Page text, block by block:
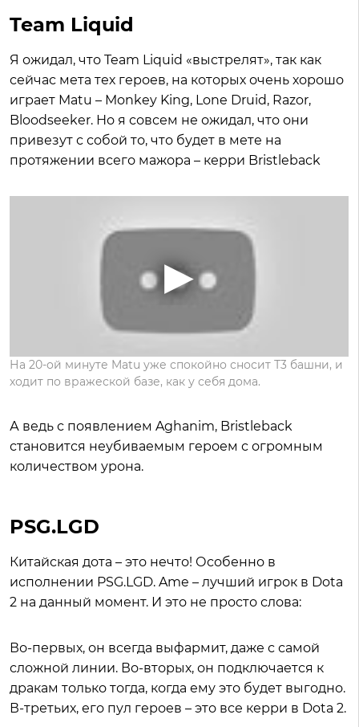
Team Liquid
Я ожидал, что Team Liquid «выстрелят», так как
сейчас мета тех героев, на которых очень хорошо
играет Matu – Monkey King, Lone Druid, Razor,
Bloodseeker. Но я совсем не ожидал, что они
привезут с собой то, что будет в мете на
протяжении всего мажора – керри Bristleback
На 20-ой минуте Matu уже спокойно сносит Т3 башни, и
ходит по вражеской базе, как у себя дома.
А ведь с появлением Aghanim, Bristleback
становится неубиваемым героем с огромным
количеством урона.
PSG.LGD
Китайская дота – это нечто! Особенно в
исполнении PSG.LGD. Ame – лучший игрок в Dota
2 на данный момент. И это не просто слова:
Во-первых, он всегда выфармит, даже с самой
сложной линии. Во-вторых, он подключается к
дракам только тогда, когда ему это будет выгодно.
В-третьих, его пул героев – это все керри в Dota 2.